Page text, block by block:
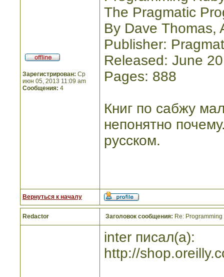
Зарегистрирован: Ср
июн 05, 2013 11:09 am
Сообщения: 4
The Pragmatic
By Dave Thomas,
Publisher:
Released: June
Pages: 888
Книг по сабжу
непонятно
русском.
Вернуться к началу
Redactor Заголовок сообщения: Re:
inter писал(а):
http://